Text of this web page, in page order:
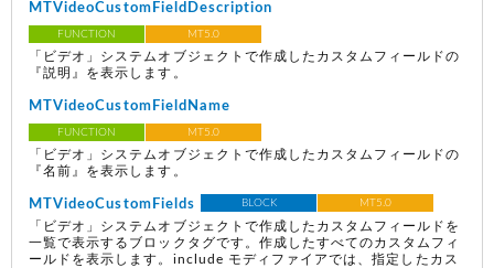
MTVideoCustomFieldDescription
FUNCTION MT5.0
「ビデオ」システムオブジェクトで作成したカスタムフィールドの
『説明』を表示します。
MTVideoCustomFieldName
FUNCTION MT5.0
「ビデオ」システムオブジェクトで作成したカスタムフィールドの
『名前』を表示します。
MTVideoCustomFields BLOCK MT5.0
「ビデオ」システムオブジェクトで作成したカスタムフィールドを
一覧で表示するブロックタグです。作成したすべてのカスタムフィ
ールドを表示します。include モディファイアでは、指定したカス